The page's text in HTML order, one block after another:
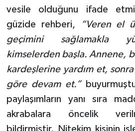
vesile olduğunu ifade
güzide rehberi,
“Veren el
geçimini sağlamakla
kimselerden başla. Annene,
kardeşlerine yardım et,
göre devam et.”
paylaşımların yanı sıra
akrabalara öncelik
bildirmiştir. Nitekim kişinin